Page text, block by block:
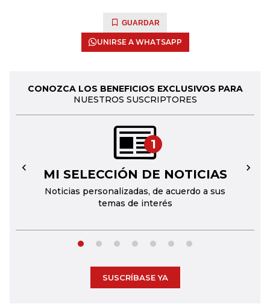
GUARDAR
UNIRSE A WHATSAPP
CONOZCA LOS BENEFICIOS EXCLUSIVOS PARA
NUESTROS SUSCRIPTORES
1
MI SELECCIÓN DE NOTICIAS
Noticias personalizadas, de acuerdo a sus
temas de interés
← →
SUSCRÍBASE YA